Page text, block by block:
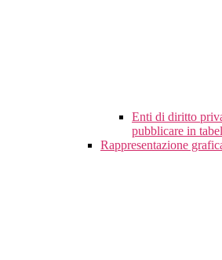
Enti di diritto
pubblicare in
Rappresentazione